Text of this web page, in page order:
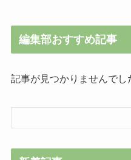
編集部おすすめ記事
記事が見つかりませんでし